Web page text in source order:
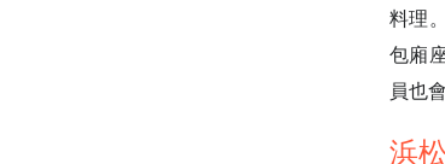
料理
包廂
員也
浜